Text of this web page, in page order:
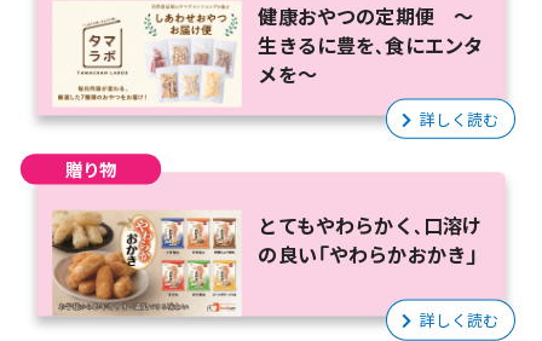
健康おやつの定期便 ～
生きるに豊を、食にエンタ
メを～
詳しく読む
とてもやわらかく、口溶け
の良い「やわらかおかき」
贈り物
詳しく読む